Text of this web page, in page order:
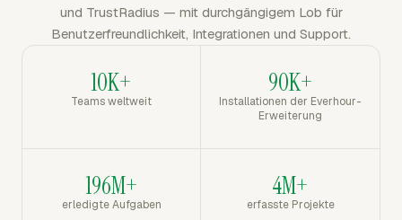
und TrustRadius — mit durchgängigem Lob für
Benutzerfreundlichkeit, Integrationen und Support.
10K+
Teams weltweit
90K+
Installationen der Everhour-
Erweiterung
196M+
erledigte Aufgaben
4M+
erfasste Projekte